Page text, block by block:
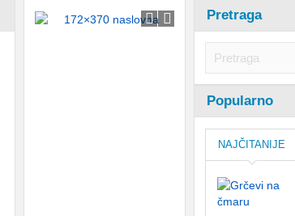
Pretraga
Popularno
NAJČITANIJE